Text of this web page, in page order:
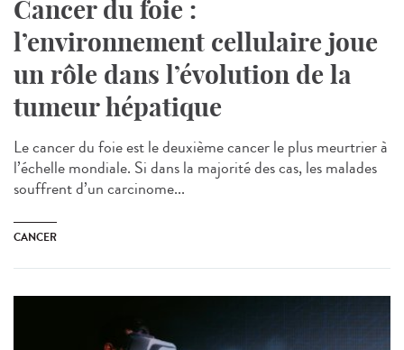
Cancer du foie :
l’environnement cellulaire joue
un rôle dans l’évolution de la
tumeur hépatique
Le cancer du foie est le deuxième cancer le plus meurtrier à
l’échelle mondiale. Si dans la majorité des cas, les malades
souffrent d’un carcinome...
CANCER